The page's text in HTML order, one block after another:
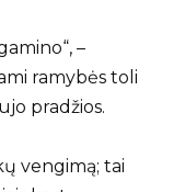
–
ramybės toli
pradžios.
vengimą; tai